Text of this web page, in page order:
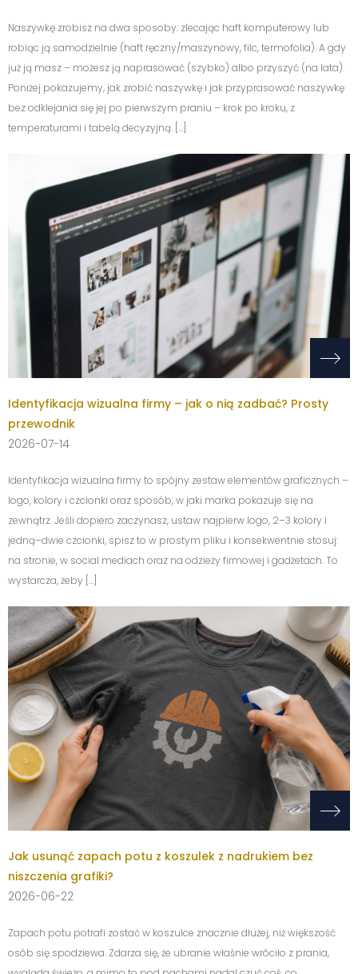
Naszywkę zrobisz na dwa sposoby: zlecając haft komputerowy lub
robiąc ją samodzielnie (haft ręczny/maszynowy, filc, termofolia). A gdy
już ją masz – możesz ją naprasować (szybko) albo przyszyć (na lata).
Poniżej pokazujemy, jak zrobić naszywkę i jak przyprasować naszywkę
bez odklejania się jej po pierwszym praniu – krok po kroku, z
temperaturami i tabelą decyzyjną. […]
Identyfikacja wizualna firmy – jak o nią zadbać? Prosty
przewodnik
2026-07-14
Identyfikacja wizualna firmy to spójny zestaw elementów graficznych –
logo, kolory i czcionki oraz sposób, w jaki marka pokazuje się na
zewnątrz. Jeśli dopiero zaczynasz, ustaw najpierw logo, 2–3 kolory i
jedną–dwie czcionki, spisz to w prostym pliku i konsekwentnie stosuj:
na stronie, w social mediach oraz na odzieży firmowej i gadżetach. To
wystarcza, żeby […]
Jak usunąć zapach potu z koszulek z nadrukiem bez
niszczenia grafiki?
2026-06-22
Zapach potu potrafi zostać w koszulce znacznie dłużej, niż większość
osób się spodziewa. Zdarza się, że ubranie właśnie wróciło z prania,